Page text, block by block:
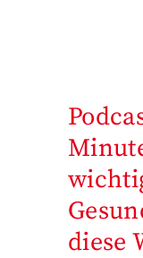
diese